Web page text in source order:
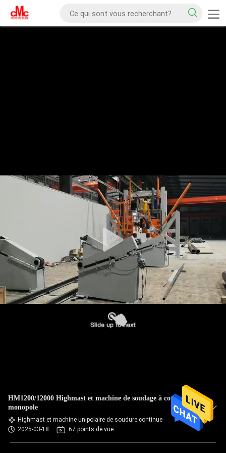
HM1200/12000 Highmast et machine de soudage à couture
monopole
Highmast et machine unipolaire de soudure continue
2025-03-18
67 points de vue